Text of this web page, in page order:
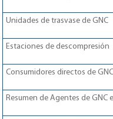
Unidades de trasvase de GNC
Estaciones de descompresión
Consumidores directos de GNC​​
Resumen de Agentes de GNC